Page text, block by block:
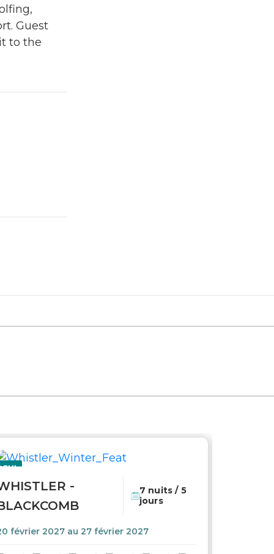
Guest
to the
SKI
Coup de coeur
-
7 nuits / 5
jours
février 2027 au 27 février 2027